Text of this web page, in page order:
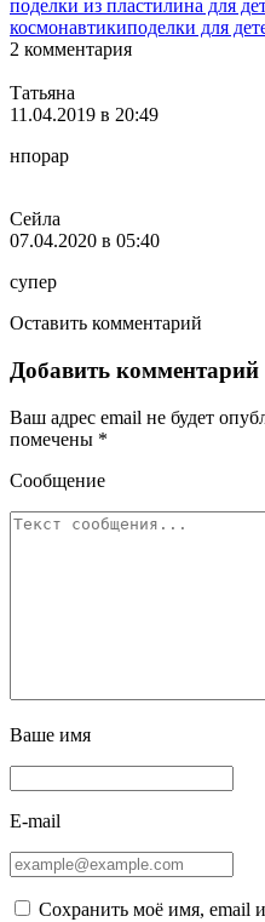
Отправить
поделки из пластилина для
космонавтикиподелки для
2 комментария
Татьяна
11.04.2019 в 20:49
нпорар
Сейла
07.04.2020 в 05:40
супер
Оставить комментарий
Добавить комментарий
Ваш адрес email не будет
помечены *
Сообщение
Ваше имя
E-mail
Сохранить моё имя, email и